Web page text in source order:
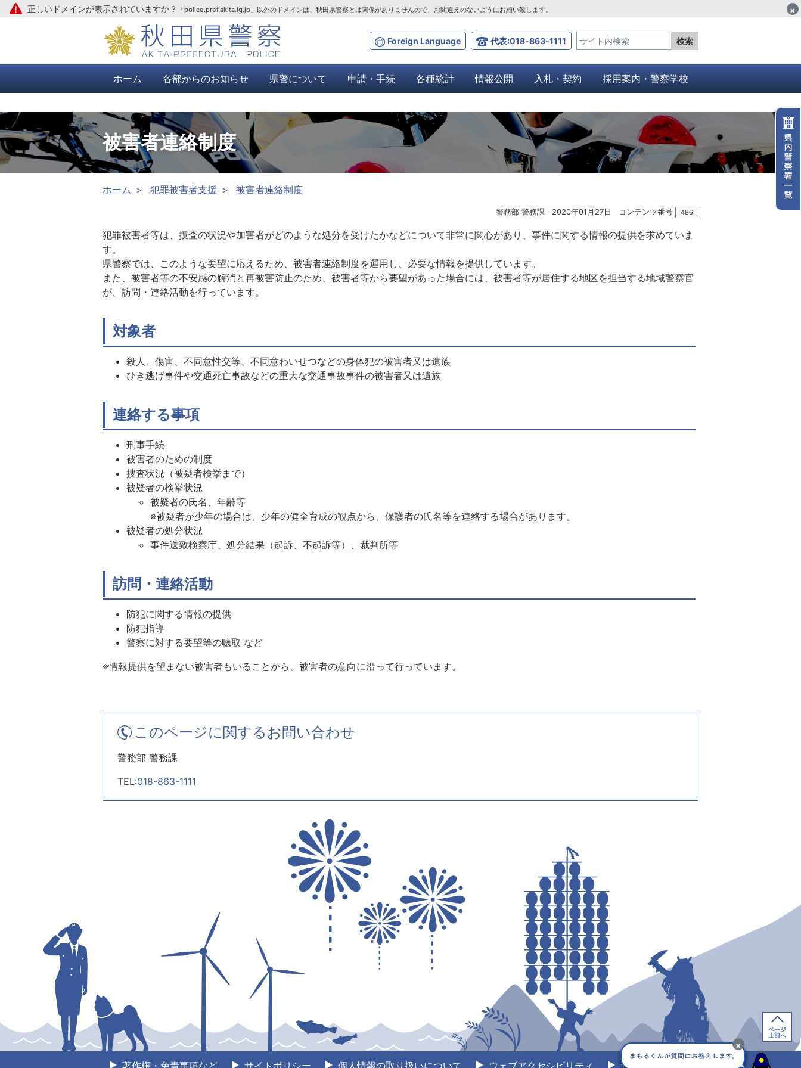
本文へ
Foreign Language 代表:018-863-1111 検索
正しいドメインが表示されていますか？ 「police.pref.akita.lg.jp」以外のドメインは、秋田県警察とは関係がありませんので、お間違えのないようにお願い致します。 ×
ホーム 各部からのお知らせ 県警について 申請・手続 各種統計 情報公開 入札・契約 採用案内・警察学校
被害者連絡制度
ホーム 犯罪被害者支援 被害者連絡制度
警務部 警務課 2020年01月27日 コンテンツ番号 486
犯罪被害者等は、捜査の状況や加害者がどのような処分を受けたかなどについて非常に関心があり、事件に関する情報の提供を求めていま
す。
県警察では、このような要望に応えるため、被害者連絡制度を運用し、必要な情報を提供しています。
また、被害者等の不安感の解消と再被害防止のため、被害者等から要望があった場合には、被害者等が居住する地区を担当する地域警察官
が、訪問・連絡活動を行っています。
対象者
殺人、傷害、不同意性交等、不同意わいせつなどの身体犯の被害者又は遺族
ひき逃げ事件や交通死亡事故などの重大な交通事故事件の被害者又は遺族
連絡する事項
刑事手続
被害者のための制度
捜査状況（被疑者検挙まで）
被疑者の検挙状況
被疑者の氏名、年齢等
※被疑者が少年の場合は、少年の健全育成の観点から、保護者の氏名等を連絡する場合があります。
被疑者の処分状況
事件送致検察庁、処分結果（起訴、不起訴等）、裁判所等
訪問・連絡活動
防犯に関する情報の提供
防犯指導
警察に対する要望等の聴取 など
※情報提供を望まない被害者もいることから、被害者の意向に沿って行っています。
このページに関するお問い合わせ
警務部 警務課
TEL:018-863-1111
×
著作権・免責事項など サイトポリシー 個人情報の取り扱いについて ウェブアクセシビリティ サイトマップ
ページ
上部へ